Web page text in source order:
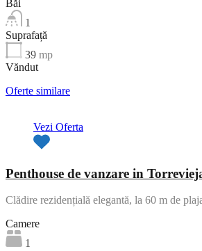
Băi
1
Suprafață
39 mp
Văndut
Oferte similare
Vezi Oferta
Penthouse de vanzare in
Clădire rezidențială elegantă, la 60 m de
Camere
1